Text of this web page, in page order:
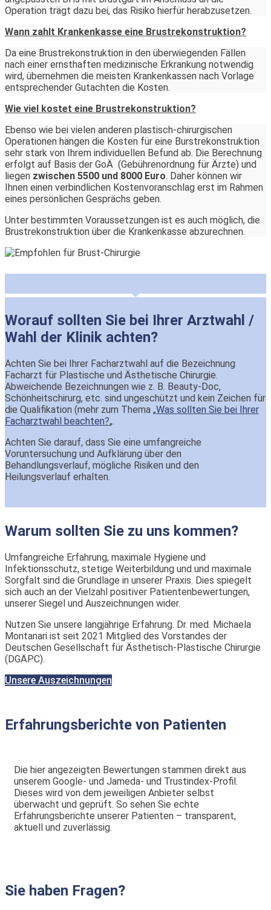
Operation trägt dazu bei, das Risiko hierfür herabzusetzen.
Wann zahlt Krankenkasse eine Brustrekonstruktion?
Da eine Brustrekonstruktion in den überwiegenden Fällen
nach einer ernsthaften medizinische Erkrankung notwendig
wird, übernehmen die meisten Krankenkassen nach Vorlage
entsprechender Gutachten die Kosten.
Wie viel kostet eine Brustrekonstruktion?
Ebenso wie bei vielen anderen plastisch-chirurgischen
Operationen hängen die Kosten für eine Burstrekonstruktion
sehr stark von Ihrem individuellen Befund ab. Die Berechnung
erfolgt auf Basis der GoÄ (Gebührenordnung für Ärzte) und
liegen zwischen 5500 und 8000 Euro. Daher können wir
Ihnen einen verbindlichen Kostenvoranschlag erst im Rahmen
eines persönlichen Gesprächs geben.
Unter bestimmten Voraussetzungen ist es auch möglich, die
Brustrekonstruktion über die Krankenkasse abzurechnen.
Worauf sollten Sie bei Ihrer Arztwahl /
Wahl der Klinik achten?
Achten Sie bei Ihrer Facharztwahl auf die Bezeichnung
Facharzt für Plastische und Ästhetische Chirurgie.
Abweichende Bezeichnungen wie z. B. Beauty-Doc,
Schönheitschirurg, etc. sind ungeschützt und kein Zeichen für
die Qualifikation (mehr zum Thema „Was sollten Sie bei Ihrer
Facharztwahl beachten?„.
Achten Sie darauf, dass Sie eine umfangreiche
Voruntersuchung und Aufklärung über den
Behandlungsverlauf, mögliche Risiken und den
Heilungsverlauf erhalten.
Warum sollten Sie zu uns kommen?
Umfangreiche Erfahrung, maximale Hygiene und
Infektionsschutz, stetige Weiterbildung und und maximale
Sorgfalt sind die Grundlage in unserer Praxis. Dies spiegelt
sich auch an der Vielzahl positiver Patientenbewertungen,
unserer Siegel und Auszeichnungen wider.
Nutzen Sie unsere langjährige Erfahrung. Dr. med. Michaela
Montanari ist seit 2021 Mitglied des Vorstandes der
Deutschen Gesellschaft für Ästhetisch-Plastische Chirurgie
(DGÄPC).
Unsere Auszeichnungen
Erfahrungsberichte von Patienten
Die hier angezeigten Bewertungen stammen direkt aus
unserem Google‑ und Jameda- und Trustindex-Profil.
Dieses wird von dem jeweiligen Anbieter selbst
überwacht und geprüft. So sehen Sie echte
Erfahrungsberichte unserer Patienten – transparent,
aktuell und zuverlässig.
Sie haben Fragen?